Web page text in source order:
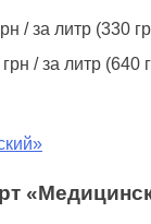
/ за литр (330
/ за литр (640